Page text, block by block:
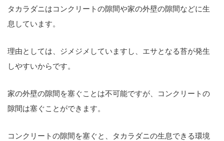
タカラダニはコンクリートの隙間や家の外壁の隙間などに生
息しています。
理由としては、ジメジメしていますし、エサとなる苔が発生
しやすいからです。
家の外壁の隙間を塞ぐことは不可能ですが、コンクリートの
隙間は塞ぐことができます。
コンクリートの隙間を塞ぐと、タカラダニの生息できる環境